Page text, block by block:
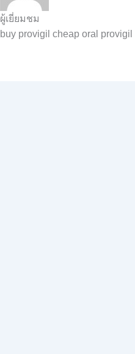
ผู้เยี่ยมชม
buy provigil cheap oral provigil